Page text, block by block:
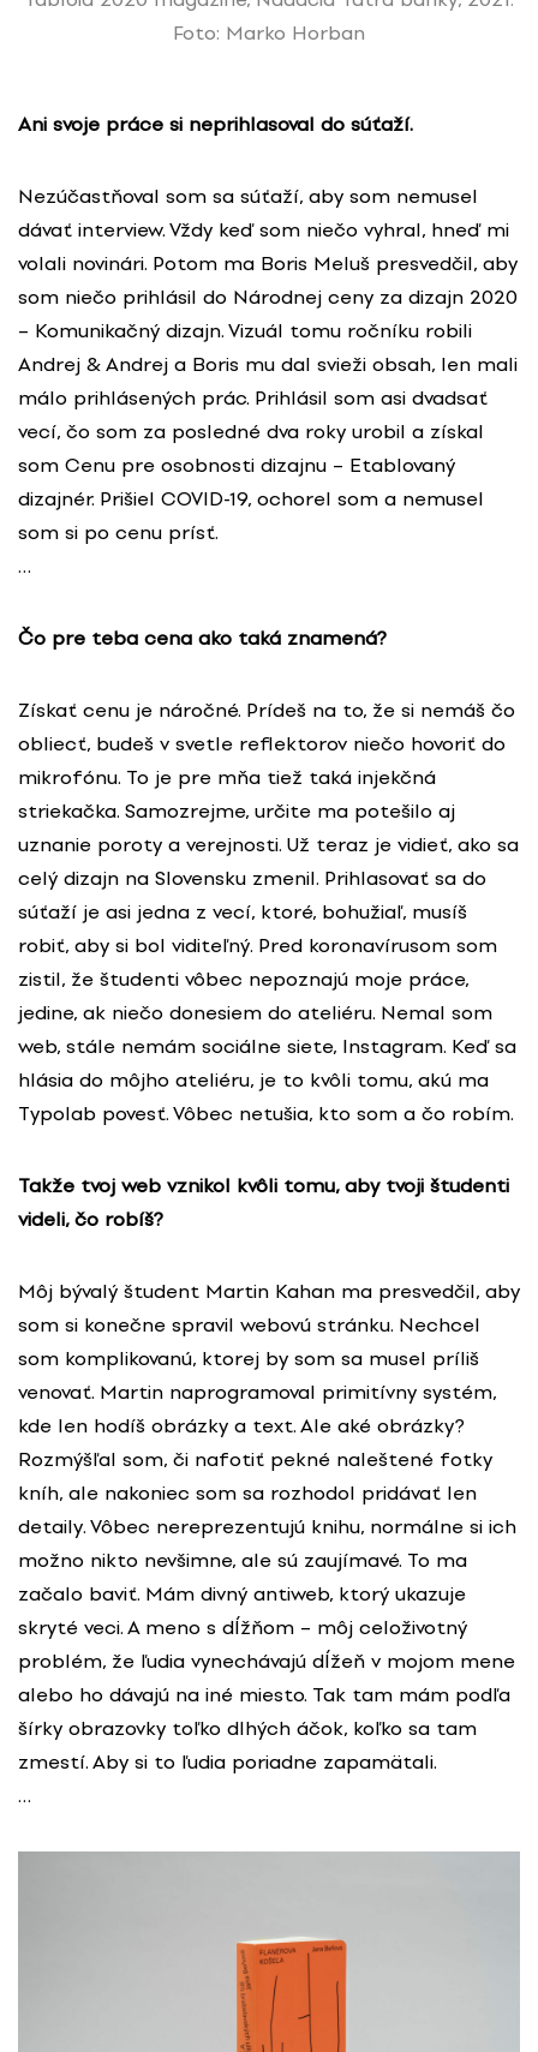
Foto: Marko Horban
Ani svoje práce si neprihlasoval do súťaží.
Nezúčastňoval som sa súťaží, aby som nemusel
dávať interview. Vždy keď som niečo vyhral, hneď mi
volali novinári. Potom ma Boris Meluš presvedčil, aby
som niečo prihlásil do Národnej ceny za dizajn 2020
– Komunikačný dizajn. Vizuál tomu ročníku robili
Andrej & Andrej a Boris mu dal svieži obsah, len mali
málo prihlásených prác. Prihlásil som asi dvadsať
vecí, čo som za posledné dva roky urobil a získal
som Cenu pre osobnosti dizajnu – Etablovaný
dizajnér. Prišiel COVID-19, ochorel som a nemusel
som si po cenu prísť.
…
Čo pre teba cena ako taká znamená?
Získať cenu je náročné. Prídeš na to, že si nemáš čo
obliecť, budeš v svetle reflektorov niečo hovoriť do
mikrofónu. To je pre mňa tiež taká injekčná
striekačka. Samozrejme, určite ma potešilo aj
uznanie poroty a verejnosti. Už teraz je vidieť, ako sa
celý dizajn na Slovensku zmenil. Prihlasovať sa do
súťaží je asi jedna z vecí, ktoré, bohužiaľ, musíš
robiť, aby si bol viditeľný. Pred koronavírusom som
zistil, že študenti vôbec nepoznajú moje práce,
jedine, ak niečo donesiem do ateliéru. Nemal som
web, stále nemám sociálne siete, Instagram. Keď sa
hlásia do môjho ateliéru, je to kvôli tomu, akú ma
Typolab povesť. Vôbec netušia, kto som a čo robím.
Takže tvoj web vznikol kvôli tomu, aby tvoji študenti
videli, čo robíš?
Môj bývalý študent Martin Kahan ma presvedčil, aby
som si konečne spravil webovú stránku. Nechcel
som komplikovanú, ktorej by som sa musel príliš
venovať. Martin naprogramoval primitívny systém,
kde len hodíš obrázky a text. Ale aké obrázky?
Rozmýšľal som, či nafotiť pekné naleštené fotky
kníh, ale nakoniec som sa rozhodol pridávať len
detaily. Vôbec nereprezentujú knihu, normálne si ich
možno nikto nevšimne, ale sú zaujímavé. To ma
začalo baviť. Mám divný antiweb, ktorý ukazuje
skryté veci. A meno s dĺžňom – môj celoživotný
problém, že ľudia vynechávajú dĺžeň v mojom mene
alebo ho dávajú na iné miesto. Tak tam mám podľa
šírky obrazovky toľko dlhých áčok, koľko sa tam
zmestí. Aby si to ľudia poriadne zapamätali.
…